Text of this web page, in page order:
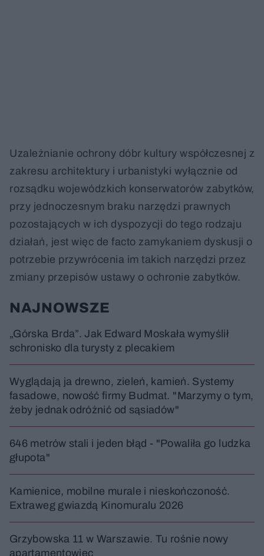
Uzależnianie ochrony dóbr kultury współczesnej z
zakresu architektury i urbanistyki wyłącznie od
rozsądku wojewódzkich konserwatorów zabytków,
przy jednoczesnym braku narzędzi prawnych
pozostających w ich dyspozycji do tego rodzaju
działań, jest więc de facto zamykaniem dyskusji o
potrzebie przywrócenia im takich narzędzi przez
zmiany przepisów ustawy o ochronie zabytków.
NAJNOWSZE
„Górska Brda”. Jak Edward Moskała wymyślił
schronisko dla turysty z plecakiem
Wyglądają ja drewno, zieleń, kamień. Systemy
fasadowe, nowość firmy Budmat. "Marzymy o tym,
żeby jednak odróżnić od sąsiadów"
646 metrów stali i jeden błąd - "Powaliła go ludzka
głupota"
Kamienice, mobilne murale i nieskończoność.
Extraweg gwiazdą Kinomuralu 2026
Grzybowska 11 w Warszawie. Tu rośnie nowy
apartamentowiec